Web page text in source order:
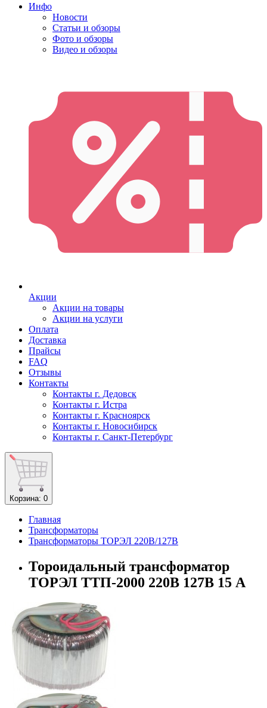
Инфо
Новости
Статьи и обзоры
Фото и обзоры
Видео и обзоры
Акции
Акции на товары
Акции на услуги
Оплата
Доставка
Прайсы
FAQ
Отзывы
Контакты
Контакты г. Дедовск
Контакты г. Истра
Контакты г. Красноярск
Контакты г. Новосибирск
Контакты г. Санкт-Петербург
Корзина: 0
Главная
Трансформаторы
Трансформаторы ТОРЭЛ 220В/127В
Тороидальный трансформатор
ТОРЭЛ ТТП-2000 220В 127В 15 А